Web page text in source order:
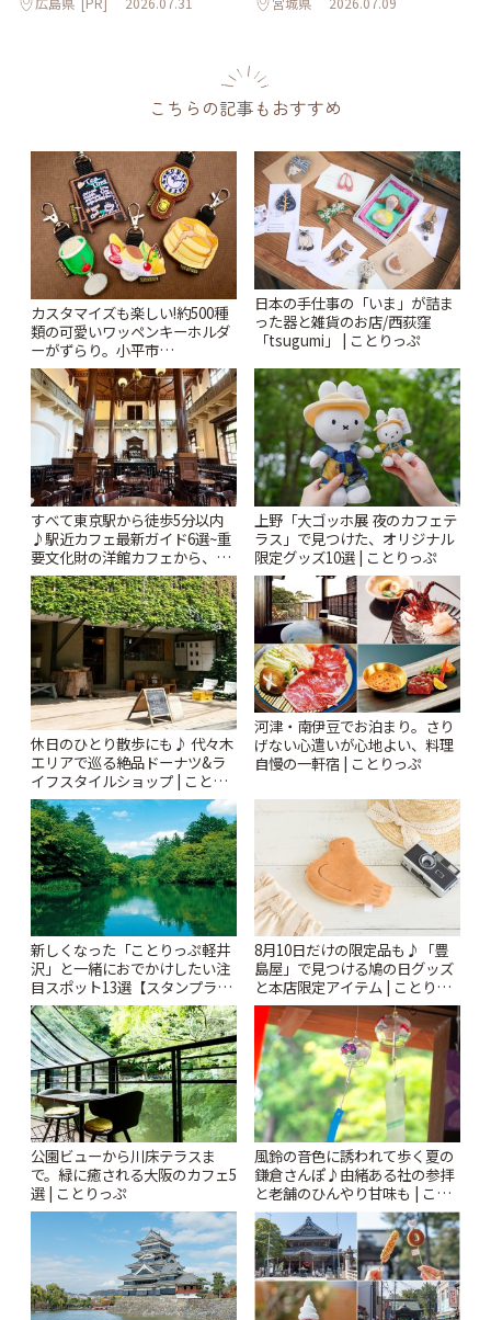
こちらの記事もおすすめ
カスタマイズも楽しい!約500種
類の可愛いワッペンキーホルダ
ーがずらり。小平市
「Kimamaya T&K」 | ことりっ
ぷ
日本の手仕事の「いま」が詰ま
った器と雑貨のお店/西荻窪
「tsugumi」 | ことりっぷ
すべて東京駅から徒歩5分以内
♪駅近カフェ最新ガイド6選~重
要文化財の洋館カフェから、改
札すぐのレトロ喫茶まで~ | こと
りっぷ
上野「大ゴッホ展 夜のカフェテ
ラス」で見つけた、オリジナル
限定グッズ10選 | ことりっぷ
休日のひとり散歩にも♪ 代々木
エリアで巡る絶品ドーナツ&ラ
イフスタイルショップ | ことり
っぷ
河津・南伊豆でお泊まり。さり
げない心遣いが心地よい、料理
自慢の一軒宿 | ことりっぷ
新しくなった「ことりっぷ軽井
沢」と一緒におでかけしたい注
目スポット13選【スタンプラリ
ー開催中】 | ことりっぷ
8月10日だけの限定品も♪「豊
島屋」で見つける鳩の日グッズ
と本店限定アイテム | ことりっ
ぷ
公園ビューから川床テラスま
で。緑に癒される大阪のカフェ5
選 | ことりっぷ
風鈴の音色に誘われて歩く夏の
鎌倉さんぽ♪由緒ある社の参拝
と老舗のひんやり甘味も | こと
りっぷ